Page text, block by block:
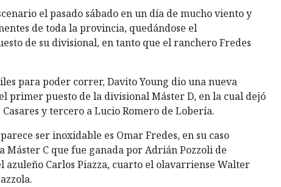
el pasado sábado en un día de mucho viento y
de toda la provincia, quedándose el
de su divisional, en tanto que el ranchero Fredes
para poder correr, Davito Young dio una nueva
primer puesto de la divisional Máster D, en la cual dejó
y tercero a Lucio Romero de Lobería.
ser inoxidable es Omar Fredes, en su caso
Máster C que fue ganada por Adrián Pozzoli de
Carlos Piazza, cuarto el olavarriense Walter